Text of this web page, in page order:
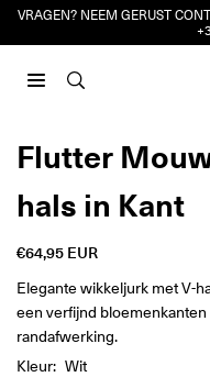
VRAGEN? NEEM GERUST
Flutter
hals in Kant
Reguliere
prijs
€64,95 EUR
Elegante wikkeljurk met V-
een verfijnd
randafwerking.
Kleur: Wit